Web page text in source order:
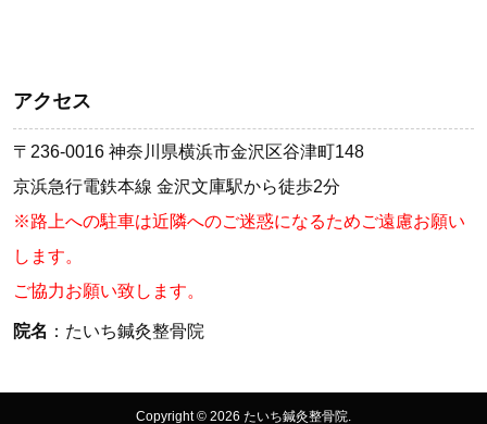
アクセス
〒236-0016 神奈川県横浜市金沢区谷津町148
京浜急行電鉄本線 金沢文庫駅から徒歩2分
※路上への駐車は近隣へのご迷惑になるためご遠慮お願い
します。
ご協力お願い致します。
院名 ：たいち鍼灸整骨院
Copyright © 2026 たいち鍼灸整骨院.